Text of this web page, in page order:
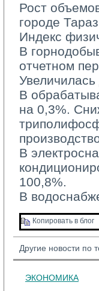
Рост
городе
Индекс
В
отчетном
В
на 0,3%.
В
100,8%.
В
Копировать в блог
Другие новости по
ЭКОНОМИКА